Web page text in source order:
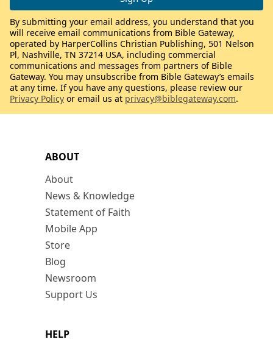
ABOUT
About
News & Knowledge
Statement of Faith
Mobile App
Store
Blog
Newsroom
Support Us
HELP
By submitting your email address, you understand that you
will receive email communications from Bible Gateway,
operated by HarperCollins Christian Publishing, 501 Nelson
Pl, Nashville, TN 37214 USA, including commercial
communications and messages from partners of Bible
Gateway. You may unsubscribe from Bible Gateway’s emails
at any time. If you have any questions, please review our
Privacy Policy or email us at privacy@biblegateway.com.